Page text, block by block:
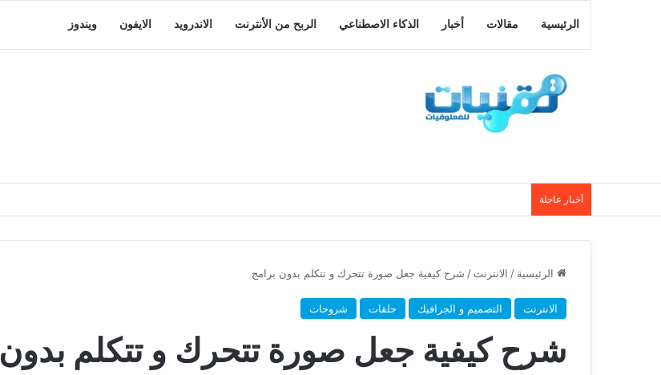
الرئيسية مقالات أخبار الذكاء الاصطناعي الربح من الأنترنت الاندرويد الايفون ويندوز
أخبار عاجلة
الرئيسية / الانترنت / شرح كيفية جعل صورة تتحرك و تتكلم بدون برامج
الانترنت التصميم و الجرافيك حلقات شروحات
شرح كيفية جعل صورة تتحرك و تتكلم بدون